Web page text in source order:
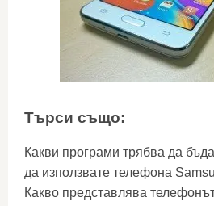
Търси също:
Какви програми трябва да
да използвате телефона
Какво представлява